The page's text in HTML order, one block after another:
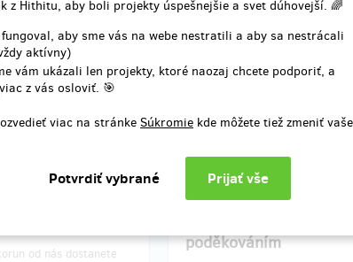
z Hithitu, aby boli projekty úspešnejšie a svet dúhovejší. 🌈
aby sme vás na webe nestratili a aby sa nestrácali
aktívny)
vám ukázali len projekty, ktoré naozaj chcete podporiť, a
z vás osloviť. 🎯
viac na stránke Súkromie kde môžete tiež zmeniť
predané 17
výtisk knihy s
od nás dostanete
Dostanete knihu s
poděkováním